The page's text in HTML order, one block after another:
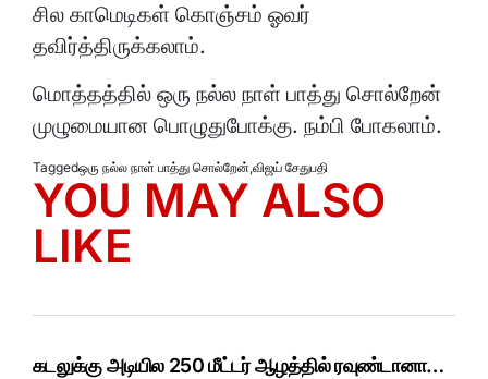
சில காமெடிகள் கொஞ்சம் ஓவர்
தவிர்த்திருக்கலாம்.
மொத்தத்தில் ஒரு நல்ல நாள் பாத்து சொல்றேன்
முழுமையான பொழுதுபோக்கு. நம்பி போகலாம்.
Taggedஒரு நல்ல நாள் பாத்து சொல்றேன்,விஜய் சேதுபதி
YOU MAY ALSO
LIKE
கடலுக்கு அடியில 250 மீட்டர் ஆழத்தில் ரவுண்டானா…